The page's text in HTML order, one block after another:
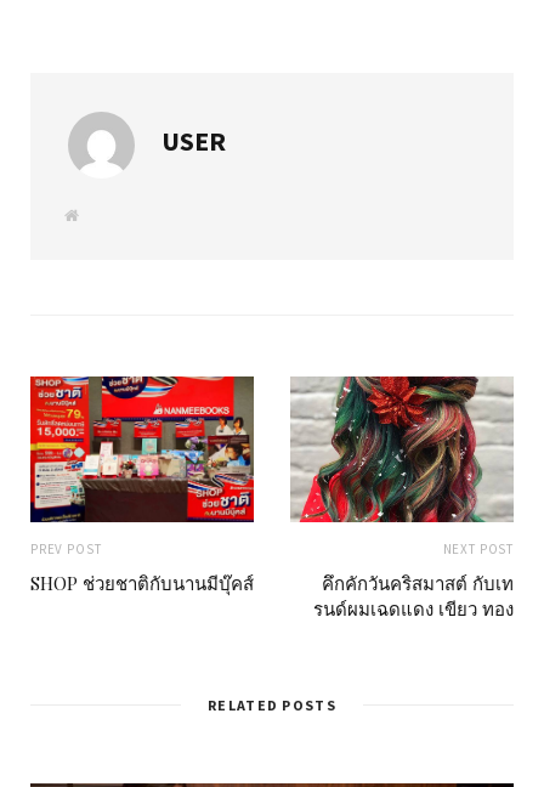
USER
W
PREV POST
SHOP ช่วยชาติกับนานมีบุ๊คส์
NEXT POST
คึกคักวันคริสมาสต์ กับเท
รนด์ผมเฉดแดง เขียว ทอง
RELATED POSTS